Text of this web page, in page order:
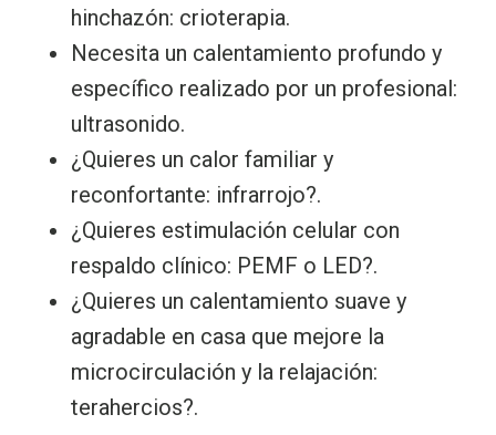
hinchazón: crioterapia.
Necesita un calentamiento profundo y
específico realizado por un profesional:
ultrasonido.
¿Quieres un calor familiar y
reconfortante: infrarrojo?.
¿Quieres estimulación celular con
respaldo clínico: PEMF o LED?.
¿Quieres un calentamiento suave y
agradable en casa que mejore la
microcirculación y la relajación:
terahercios?.